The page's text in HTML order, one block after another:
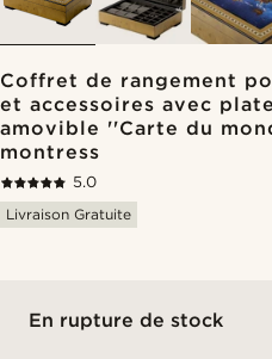
Coffret de rangement
et accessoires avec
amovible ''Carte du
montress
5.0
Livraison Gratuite
En rupture de stock